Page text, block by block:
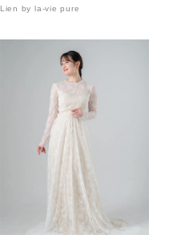
Lien by la-vie pure